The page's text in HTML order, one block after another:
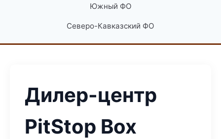
Южный ФО
Северо-Кавказский ФО
Дилер-центр
PitStop Box